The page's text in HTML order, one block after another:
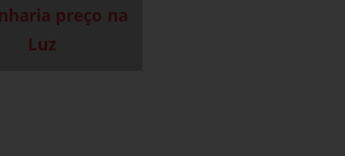
preço na
Luz